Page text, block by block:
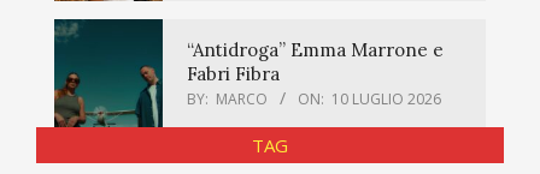
“Antidroga” Emma Marrone e
Fabri Fibra
BY: MARCO ON: 10 LUGLIO 2026
TAG